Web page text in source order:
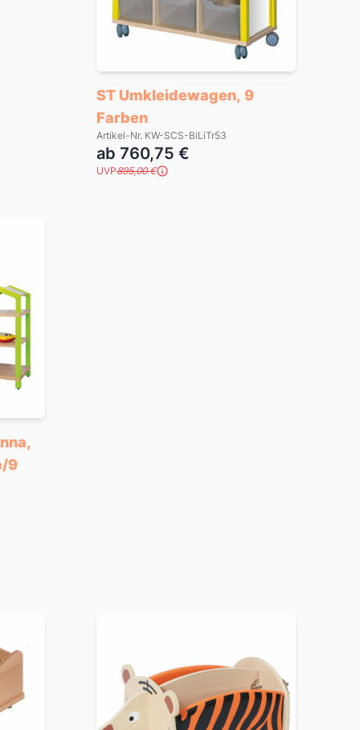
ST Umkleidewagen, 9
Farben
Artikel-Nr. KW-SCS-BiLiTr53
ab 760,75 €
UVP895,00 €
9